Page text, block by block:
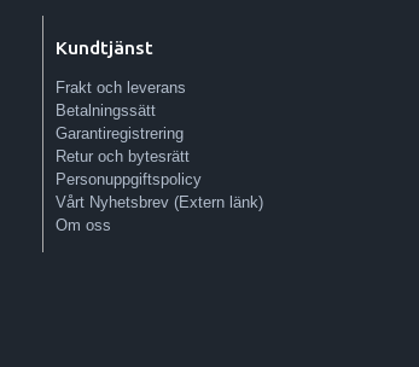
Kundtjänst
Frakt och leverans
Betalningssätt
Garantiregistrering
Retur och bytesrätt
Personuppgiftspolicy
Vårt Nyhetsbrev (Extern länk)
Om oss